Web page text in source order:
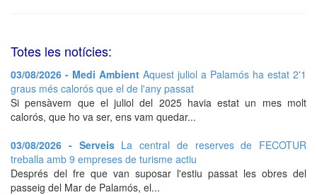
Totes les notícies:
03/08/2026 - Medi Ambient Aquest juliol a Palamós ha estat 2'1
graus més calorós que el de l'any passat
Si pensàvem que el juliol del 2025 havia estat un mes molt
calorós, que ho va ser, ens vam quedar...
03/08/2026 - Serveis La central de reserves de FECOTUR
treballa amb 9 empreses de turisme actiu
Després del fre que van suposar l'estiu passat les obres del
passeig del Mar de Palamós, el...